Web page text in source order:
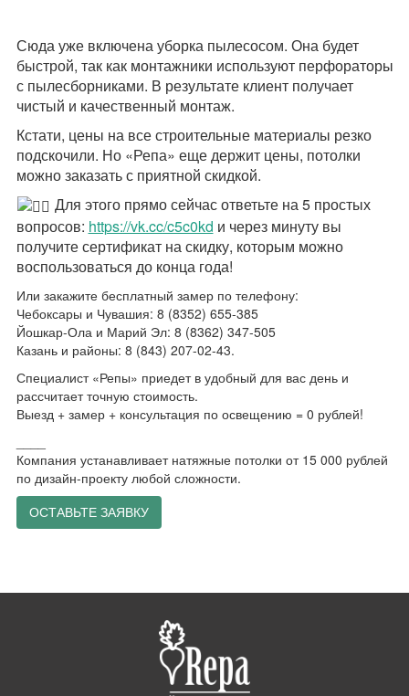
Сюда уже включена уборка пылесосом. Она будет
быстрой, так как монтажники используют перфораторы
с пылесборниками. В результате клиент получает
чистый и качественный монтаж.
Кстати, цены на все строительные материалы резко
подскочили. Но «Репа» еще держит цены, потолки
можно заказать с приятной скидкой.
Для этого прямо сейчас ответьте на 5 простых
вопросов: https://vk.cc/c5c0kd и через минуту вы
получите сертификат на скидку, которым можно
воспользоваться до конца года!
Или закажите бесплатный замер по телефону:
Чебоксары и Чувашия: 8 (8352) 655-385
Йошкар-Ола и Марий Эл: 8 (8362) 347-505
Казань и районы: 8 (843) 207-02-43.
Специалист «Репы» приедет в удобный для вас день и
рассчитает точную стоимость.
Выезд + замер + консультация по освещению = 0 рублей!
Компания устанавливает натяжные потолки от 15 000 рублей
по дизайн-проекту любой сложности.
ОСТАВЬТЕ ЗАЯВКУ